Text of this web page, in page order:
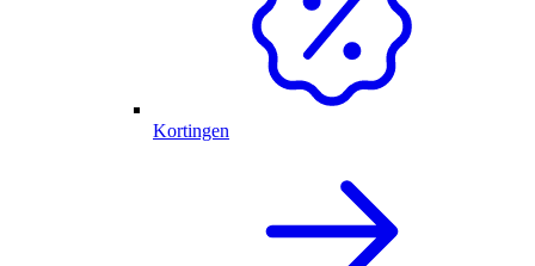
Kortingen